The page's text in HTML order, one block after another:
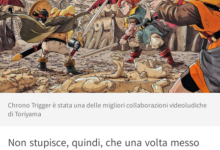
Chrono Trigger è stata una delle migliori collaborazioni videoludiche
di Toriyama
Non stupisce, quindi, che una volta messo